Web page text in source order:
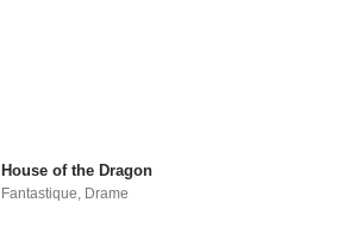
House of the Dragon
Fantastique Drame